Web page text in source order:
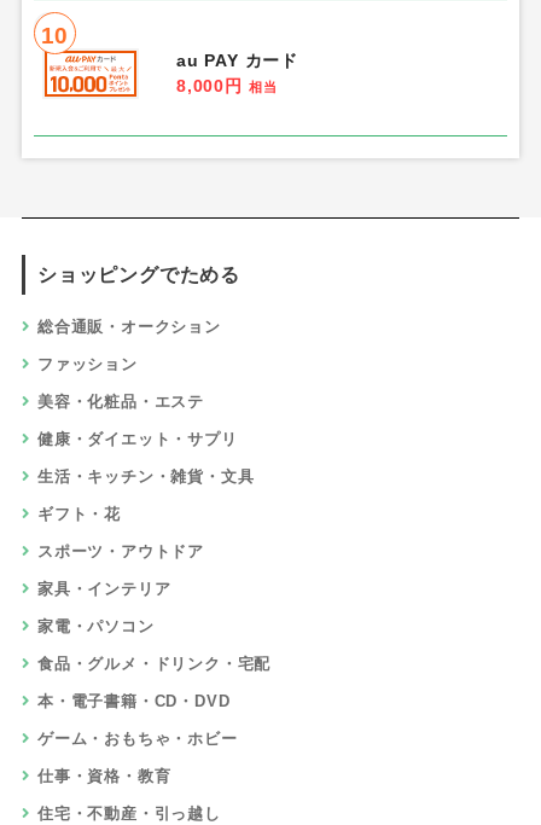
10
au PAY カード
8,000円
相当
ショッピングでためる
総合通販・オークション
ファッション
美容・化粧品・エステ
健康・ダイエット・サプリ
生活・キッチン・雑貨・文具
ギフト・花
スポーツ・アウトドア
家具・インテリア
家電・パソコン
食品・グルメ・ドリンク・宅配
本・電子書籍・CD・DVD
ゲーム・おもちゃ・ホビー
仕事・資格・教育
住宅・不動産・引っ越し